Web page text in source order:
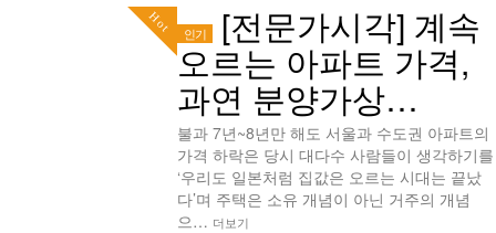
Hot
인기 [전문가시각] 계속
오르는 아파트 가격,
과연 분양가상…
불과 7년~8년만 해도 서울과 수도권 아파트의
가격 하락은 당시 대다수 사람들이 생각하기를
‘우리도 일본처럼 집값은 오르는 시대는 끝났
다’며 주택은 소유 개념이 아닌 거주의 개념
으… 더보기